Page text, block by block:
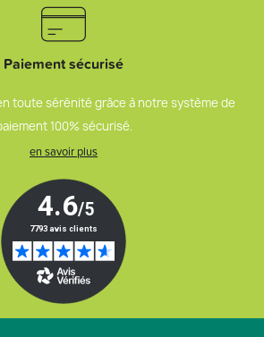
Paiement sécurisé
toute sérénité grâce à notre système de
100% sécurisé.
en savoir plus